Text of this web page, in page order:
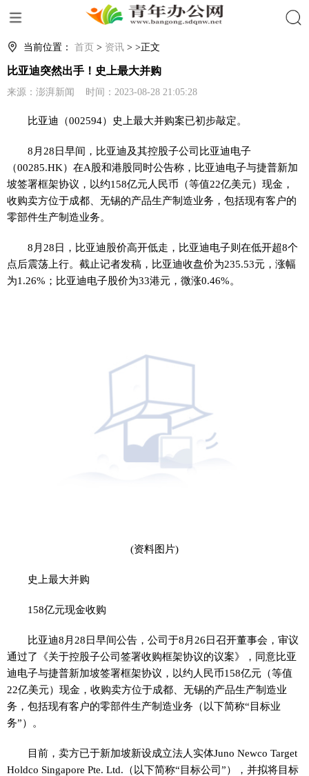
当前位置： 首页 > 资讯 > >正文
比亚迪突然出手！史上最大并购
来源：澎湃新闻 时间：2023-08-28 21:05:28
比亚迪（002594）史上最大并购案已初步敲定。
8月28日早间，比亚迪及其控股子公司比亚迪电子
（00285.HK）在A股和港股同时公告称，比亚迪电子与捷普新加
坡签署框架协议，以约158亿元人民币（等值22亿美元）现金，
收购卖方位于成都、无锡的产品生产制造业务，包括现有客户的
零部件生产制造业务。
8月28日，比亚迪股价高开低走，比亚迪电子则在低开超8个
点后震荡上行。截止记者发稿，比亚迪收盘价为235.53元，涨幅
为1.26%；比亚迪电子股价为33港元，微涨0.46%。
(资料图片)
史上最大并购
158亿元现金收购
比亚迪8月28日早间公告，公司于8月26日召开董事会，审议
通过了《关于控股子公司签署收购框架协议的议案》，同意比亚
迪电子与捷普新加坡签署框架协议，以约人民币158亿元（等值
22亿美元）现金，收购卖方位于成都、无锡的产品生产制造业
务，包括现有客户的零部件生产制造业务（以下简称“目标业
务”）。
目前，卖方已于新加坡新设成立法人实体Juno Newco Target
Holdco Singapore Pte. Ltd.（以下简称“目标公司”），并拟将目标